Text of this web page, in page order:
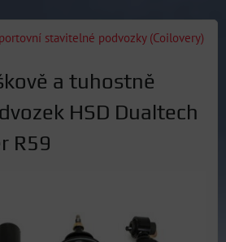
stavitelné podvozky (Coilovery)
a tuhostně
HSD Dualtech
R59